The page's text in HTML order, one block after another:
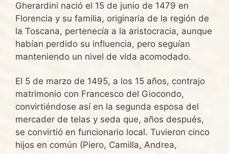
Gherardini nació el 15 de junio de 1479 en
Florencia y su familia, originaria de la región de
la Toscana, pertenecía a la aristocracia, aunque
habían perdido su influencia, pero seguían
manteniendo un nivel de vida acomodado.
El 5 de marzo de 1495, a los 15 años,​ contrajo
matrimonio con Francesco del Giocondo,
convirtiéndose así en la segunda esposa del
mercader de telas y seda que, años después,
se convirtió en funcionario local. Tuvieron cinco
hijos en común (Piero, Camilla, Andrea,